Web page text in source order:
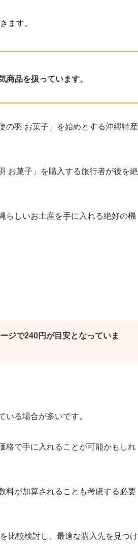
ます。
品を扱っています。
の羽 お菓子」を始めとする沖縄特産
お菓子」を購入する旅行者が後を絶
らしいお土産を手に入れる絶好の機
ジで240円が目安となっていま
る場合が多いです。
格で手に入れることが可能かもしれ
料が加算されることも考慮する必要
比較検討し、最適な購入先を見つけ